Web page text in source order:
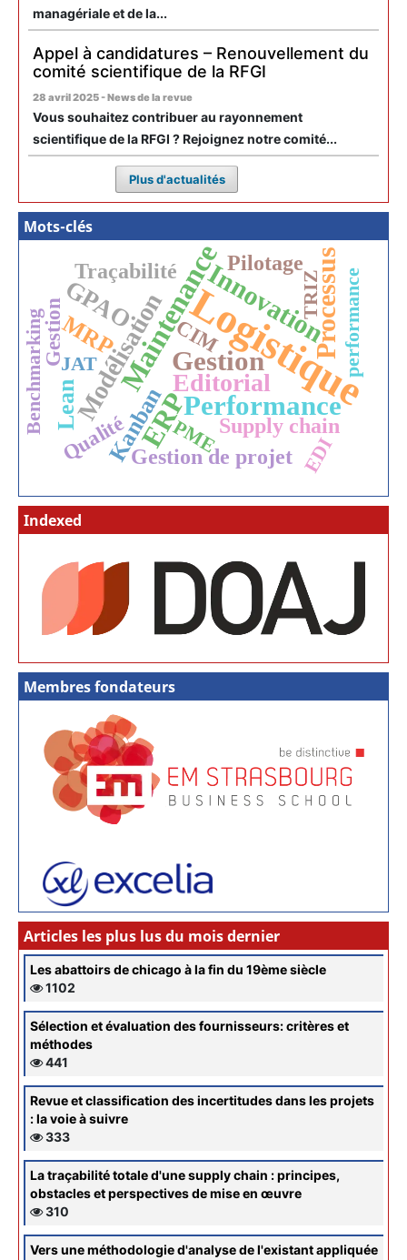
managériale et de la...
Appel à candidatures – Renouvellement du
comité scientifique de la RFGI
28 avril 2025 - News de la revue
Vous souhaitez contribuer au rayonnement
scientifique de la RFGI ? Rejoignez notre comité...
Plus d'actualités
Mots-clés
Logistique
Maintenance
Gestion
ERPPerformance
Processus
Innovation
Editorial
Modélisation
GPAO
Kanban
MRP
Lean
Supply chain
Gestion de projet
Traçabilité Pilotage
CIM
Gestion
Qualité
Benchmarking performance
TRIZ
PME EDI
JAT
Indexed
Membres fondateurs
Articles les plus lus du mois dernier
Les abattoirs de chicago à la fin du 19ème siècle
1102
Sélection et évaluation des fournisseurs: critères et
méthodes
441
Revue et classification des incertitudes dans les projets
: la voie à suivre
333
La traçabilité totale d'une supply chain : principes,
obstacles et perspectives de mise en œuvre
310
Vers une méthodologie d'analyse de l'existant appliquée